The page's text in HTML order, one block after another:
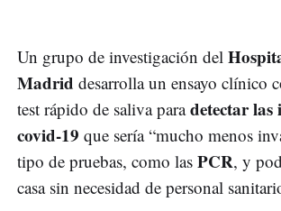
Un grupo de investigación del
Madrid desarrolla un ensayo clínico
test rápido de saliva paradetectar las
covid-19 que sería “mucho menos
tipo de pruebas, como las PCR, y
casa sin necesidad de personal